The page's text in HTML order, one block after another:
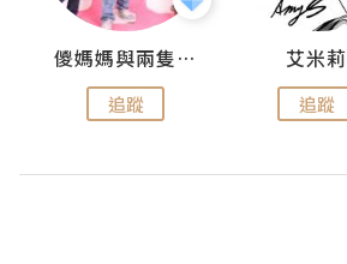
儍媽媽與兩隻小魔怪之家
追蹤
艾米莉
追蹤